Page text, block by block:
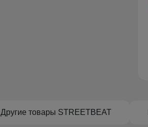
Другие товары STREETBEAT